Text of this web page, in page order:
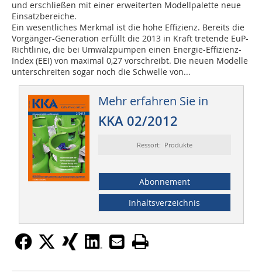
und erschließen mit einer erweiterten Modellpalette neue
Einsatzbereiche.
Ein wesentliches Merkmal ist die hohe Effizienz. Bereits die
Vorgänger-Generation erfüllt die 2013 in Kraft tretende EuP-
Richtlinie, die bei Umwälzpumpen einen Energie-Effizienz-
Index (EEI) von maximal 0,27 vorschreibt. Die neuen Modelle
unterschreiten sogar noch die Schwelle von...
Mehr erfahren Sie in
KKA 02/2012
Ressort: Produkte
Abonnement
Inhaltsverzeichnis